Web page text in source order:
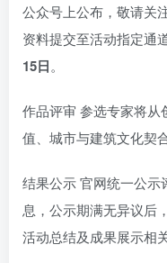
公众号上公布，敬请关
资料提交至活动指定通
15日。
作品评审 参选专家将从
值、城市与建筑文化契
结果公示 官网统一公
息，公示期满无异议后
活动总结及成果展示相